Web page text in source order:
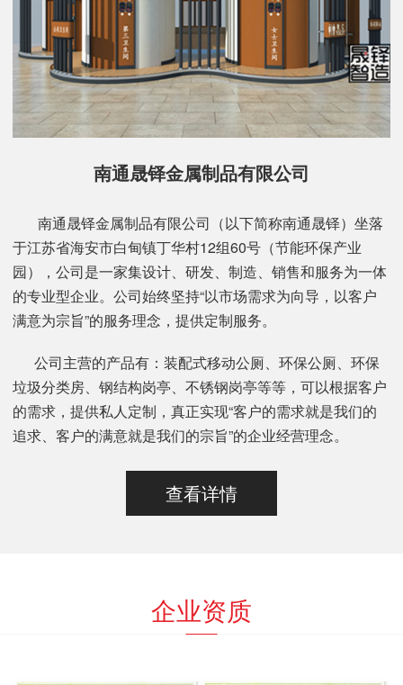
南通晟铎金属制品有限公司
南通晟铎金属制品有限公司（以下简称南通晟铎）坐落
于江苏省海安市白甸镇丁华村12组60号（节能环保产业
园），公司是一家集设计、研发、制造、销售和服务为一体
的专业型企业。公司始终坚持“以市场需求为向导，以客户
满意为宗旨”的服务理念，提供定制服务。
公司主营的产品有：装配式移动公厕、环保公厕、环保
垃圾分类房、钢结构岗亭、不锈钢岗亭等等，可以根据客户
的需求，提供私人定制，真正实现“客户的需求就是我们的
追求、客户的满意就是我们的宗旨”的企业经营理念。
查看详情
企业资质